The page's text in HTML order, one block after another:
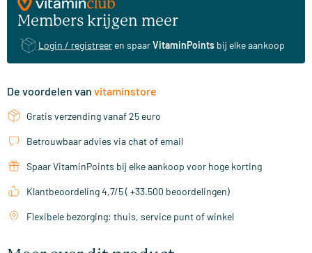
Members krijgen meer
Login / registreer en spaarVitaminPoints bij elke aankoop
De voordelen van vitaminstore
Gratis verzending vanaf 25 euro
Betrouwbaar advies via chat of email
Spaar VitaminPoints bij elke aankoop voor hoge korting
Klantbeoordeling 4,7/5 ( +33.500 beoordelingen)
Flexibele bezorging: thuis, service punt of winkel